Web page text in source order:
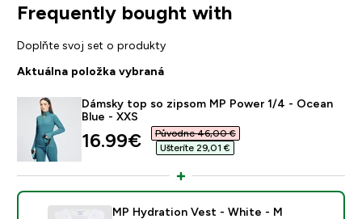
Frequently bought with
Doplňte svoj set o produkty
Aktuálna položka vybraná
Dámsky top so zipsom MP Power 1/4 - Ocean
Blue - XXS
discounted price
16.99€‎
Původne 46,00 €‎
Ušteríte 29,01 €‎
MP Hydration Vest - White - M